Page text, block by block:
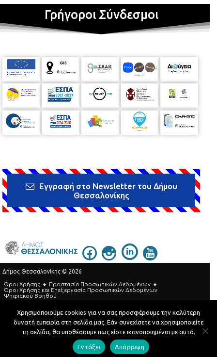
Γρήγοροι Σύνδεσμοι
Εγγραφή στο Newsletter του Δήμου
Θεσσαλονίκης
Δήμος Θεσσαλονίκης © 2026
Όροι Χρήσης
Προστασία Προσωπικών Δεδομένων
Όροι Xρήσης και Eπεξεργασία Προσωπικών Δεδομένων
Ψηφιακού Βοηθού
Τηλεφωνικός Κατάλογος
Developed by MyCompany Projects
Χρησιμοποιούμε cookies για να σας προσφέρουμε την καλύτερη
δυνατή εμπειρία στη σελίδα μας. Εάν συνεχίσετε να χρησιμοποιείτε
τη σελίδα, θα υποθέσουμε πως είστε ικανοποιημένοι με αυτό.
Εντάξει Απόρριψη